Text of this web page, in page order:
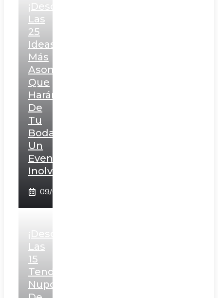
¡Descubre
Las
25
Ideas
Más
Asombrosas
Que
Harán
De
Tu
Boda
Un
Evento
Inolvidable!
09/02/2025
¡Descubre
Las
15
Tendencias
Nupciales